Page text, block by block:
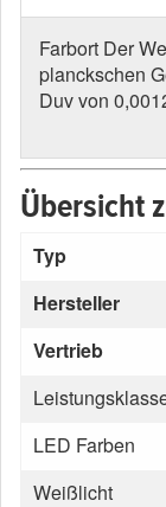
auf der
und liegt mit
Grenze von 0,005
Übersicht
Typ
Hersteller
Vertrieb
LED Farben
Weißlicht